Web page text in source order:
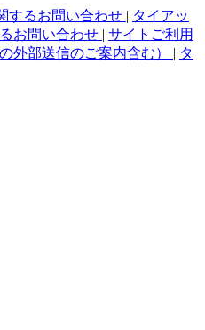
するお問い合わせ | タイアッ
お問い合わせ | サイトご利用
外部送信のご案内含む） | タ